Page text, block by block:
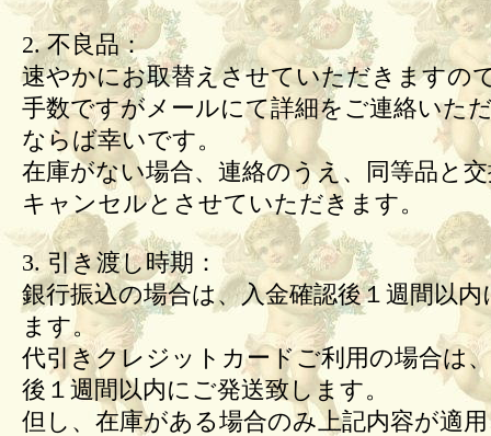
2. 不良品：
速やかにお取替えさせていただきますの
手数ですがメールにて詳細をご連絡いた
ならば幸いです。
在庫がない場合、連絡のうえ、同等品と
キャンセルとさせていただきます。
3. 引き渡し時期：
銀行振込の場合は、入金確認後１週間以内
ます。
代引きクレジットカードご利用の場合は
後１週間以内にご発送致します。
但し、在庫がある場合のみ上記内容が適